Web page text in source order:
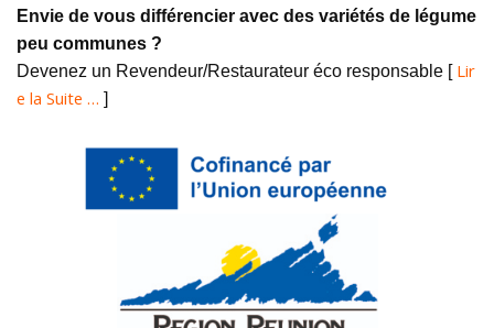
Envie de vous différencier avec des variétés de légume
peu communes ?
Devenez un Revendeur/Restaurateur éco responsable [ Lir
e la Suite … ]